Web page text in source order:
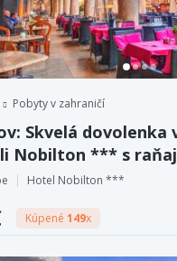
Pobyty v zahraničí
Skvelá dovolenka
Nobilton *** s
Hotel Nobilton ***
Kúpené 149x